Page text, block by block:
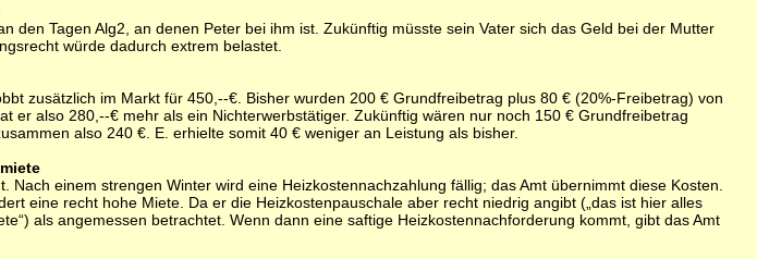
den Tagen Alg2, an denen Peter bei ihm ist. Zukünftig müsste sein Vater sich das Geld bei der Mutter
würde dadurch extrem belastet.
zusätzlich im Markt für 450,--€. Bisher wurden 200 € Grundfreibetrag plus 80 € (20%-Freibetrag) von
er also 280,--€ mehr als ein Nichterwerbstätiger. Zukünftig wären nur noch 150 € Grundfreibetrag
also 240 €. E. erhielte somit 40 € weniger an Leistung als bisher.
einem strengen Winter wird eine Heizkostennachzahlung fällig; das Amt übernimmt diese Kosten.
eine recht hohe Miete. Da er die Heizkostenpauschale aber recht niedrig angibt („das ist hier alles
als angemessen betrachtet. Wenn dann eine saftige Heizkostennachforderung kommt, gibt das Amt